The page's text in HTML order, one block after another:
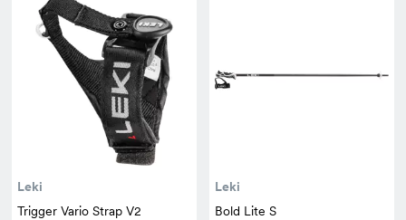
Leki
Trigger Vario Strap V2
Leki
Bold Lite S